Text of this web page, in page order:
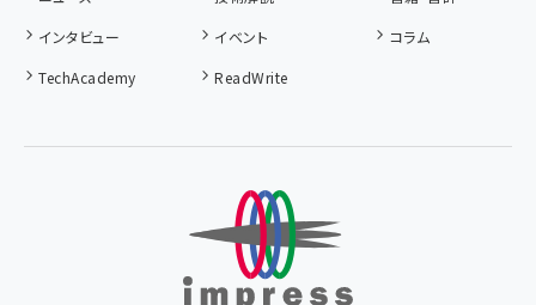
インタビュー
イベント
コラム
TechAcademy
ReadWrite